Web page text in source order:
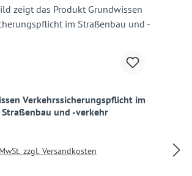
Verkehrssicherungspflicht im
Straßenbau und -verkehr
zzgl. Versandkosten